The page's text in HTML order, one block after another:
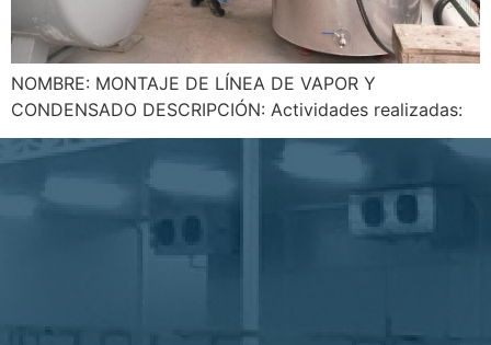
NOMBRE: MONTAJE DE LÍNEA DE VAPOR Y
CONDENSADO DESCRIPCIÓN: Actividades realizadas: